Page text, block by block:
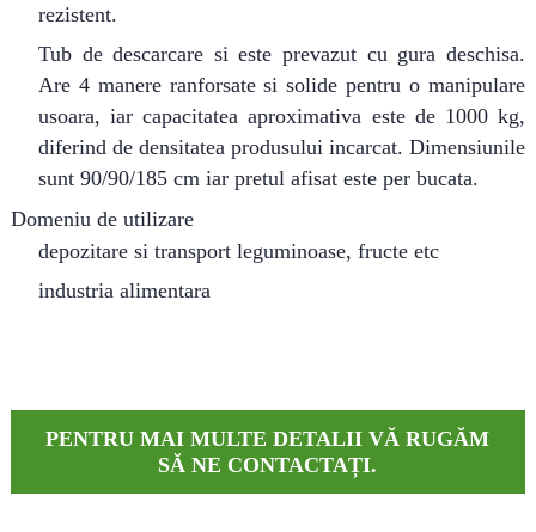
rezistent.
Tub de descarcare si este prevazut cu gura deschisa.
Are 4 manere ranforsate si solide pentru o manipulare
usoara, iar capacitatea aproximativa este de 1000 kg,
diferind de densitatea produsului incarcat. Dimensiunile
sunt 90/90/185 cm iar pretul afisat este per bucata.
Domeniu de utilizare
depozitare si transport leguminoase, fructe etc
industria alimentara
PENTRU MAI MULTE DETALII VĂ RUGĂM
SĂ NE CONTACTAȚI.